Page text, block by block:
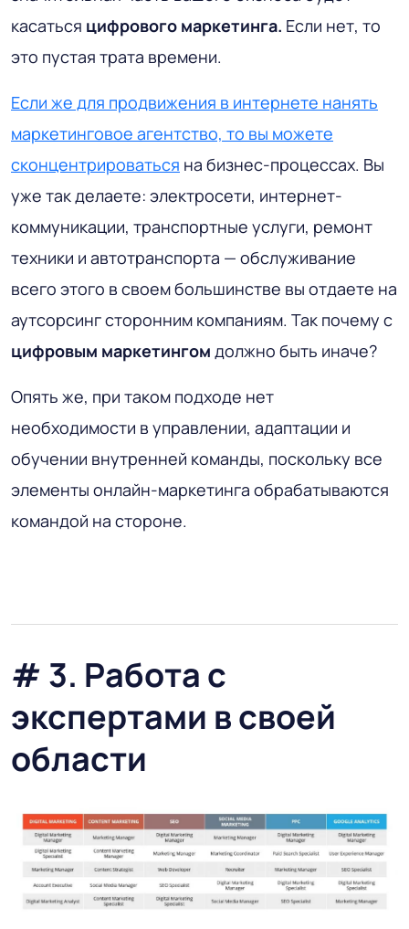
касаться цифрового маркетинга. Если нет, то
это пустая трата времени.
Если же для продвижения в интернете нанять
маркетинговое агентство, то вы можете
сконцентрироваться на бизнес-процессах. Вы
уже так делаете: электросети, интернет-
коммуникации, транспортные услуги, ремонт
техники и автотранспорта — обслуживание
всего этого в своем большинстве вы отдаете на
аутсорсинг сторонним компаниям. Так почему с
цифровым маркетингом должно быть иначе?
Опять же, при таком подходе нет
необходимости в управлении, адаптации и
обучении внутренней команды, поскольку все
элементы онлайн-маркетинга обрабатываются
командой на стороне.
# 3. Работа с
экспертами в своей
области